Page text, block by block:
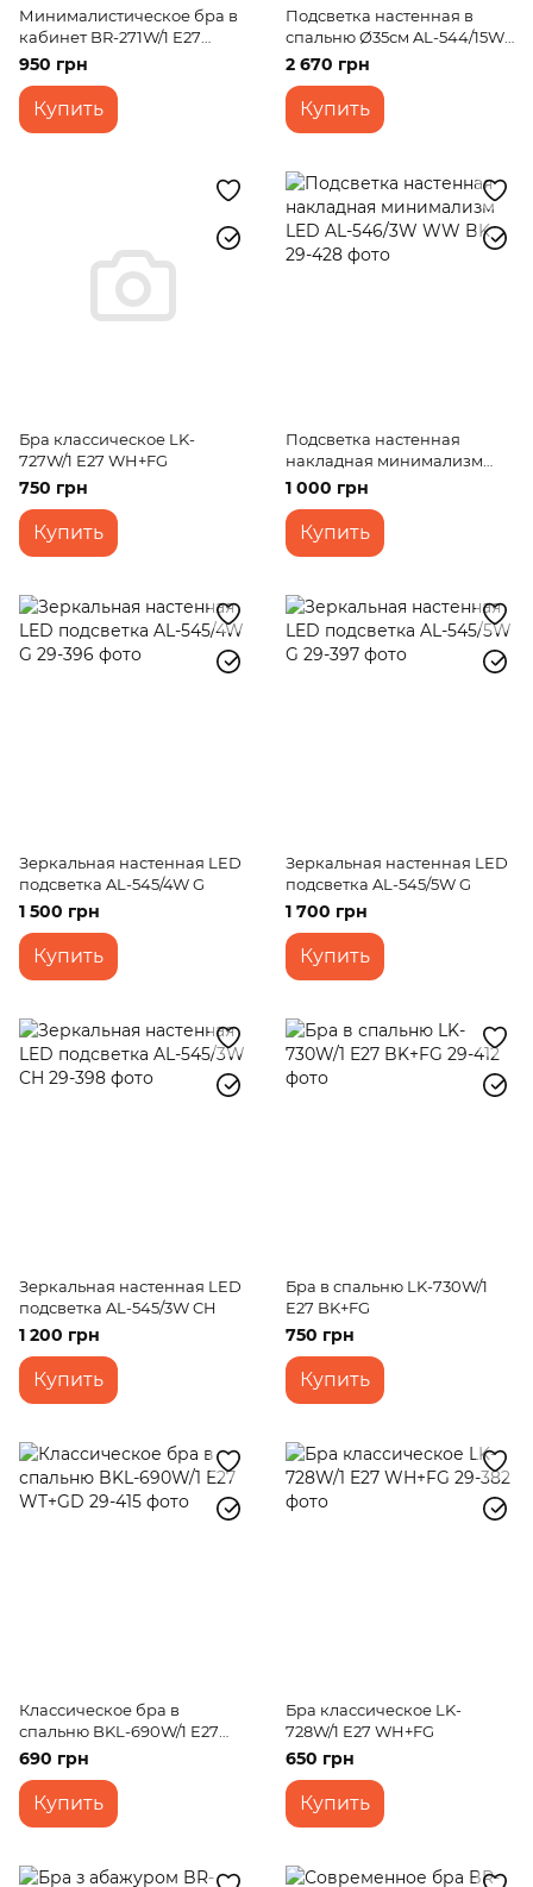
Минималистическое бра в
кабинет BR-271W/1 E27
PB+BK
950 грн
Купить
Подсветка настенная в
спальню Ø35см AL-544/15W
BK
2 670 грн
Купить
Бра классическое LK-
727W/1 E27 WH+FG
750 грн
Купить
Подсветка настенная
накладная минимализм
LED AL-546/3W WW BK
1 000 грн
Купить
Зеркальная настенная LED
подсветка AL-545/4W G
1 500 грн
Купить
Зеркальная настенная LED
подсветка AL-545/5W G
1 700 грн
Купить
Зеркальная настенная LED
подсветка AL-545/3W CH
1 200 грн
Купить
Бра в спальню LK-730W/1
E27 BK+FG
750 грн
Купить
Классическое бра в
спальню BKL-690W/1 E27
WT+GD
690 грн
Купить
Бра классическое LK-
728W/1 E27 WH+FG
650 грн
Купить